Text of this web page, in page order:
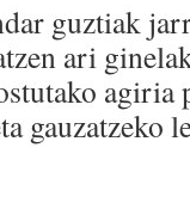
guztiak
ari
agiria
gauzatzeko